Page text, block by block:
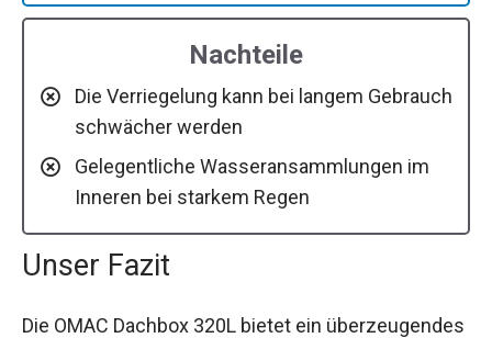
Nachteile
Die Verriegelung kann bei langem Gebrauch
schwächer werden
Gelegentliche Wasseransammlungen im
Inneren bei starkem Regen
Unser Fazit
Die OMAC Dachbox 320L bietet ein überzeugendes